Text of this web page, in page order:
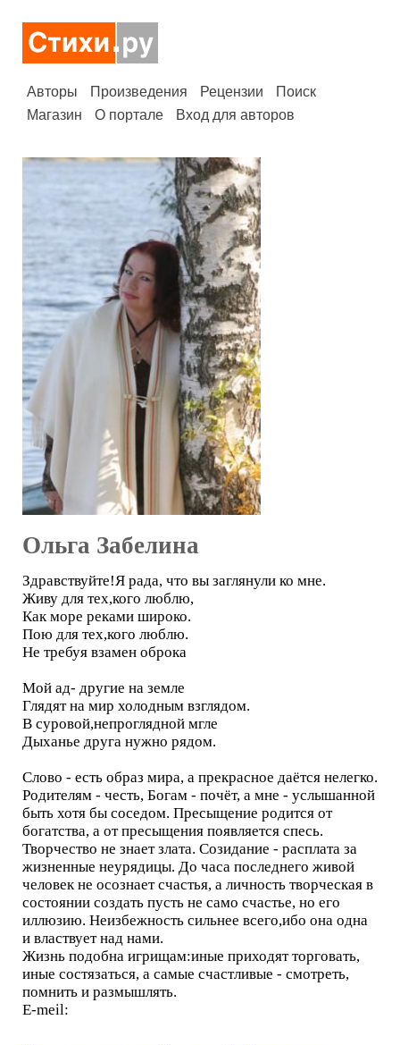
Авторы Произведения Рецензии
Поиск
Магазин
О портале Вход для авторов
Ольга Забелина
Здравствуйте!Я рада, что вы заглянули ко мне.
Живу для тех,кого люблю,
Как море реками широко.
Пою для тех,кого люблю.
Не требуя взамен оброка
Мой ад- другие на земле
Глядят на мир холодным взглядом.
В суровой,непроглядной мгле
Дыханье друга нужно рядом.
Слово - есть образ мира, а прекрасное даётся нелегко.
Родителям - честь, Богам - почёт, а мне - услышанной
быть хотя бы соседом. Пресыщение родится от
богатства, а от пресыщения появляется спесь.
Творчество не знает злата. Созидание - расплата за
жизненные неурядицы. До часа последнего живой
человек не осознает счастья, а личность творческая в
состоянии создать пусть не само счастье, но его
иллюзию. Неизбежность сильнее всего,ибо она одна
и властвует над нами.
Жизнь подобна игрищам:иные приходят торговать,
иные состязаться, а самые счастливые - смотреть,
помнить и размышлять.
E-meil: